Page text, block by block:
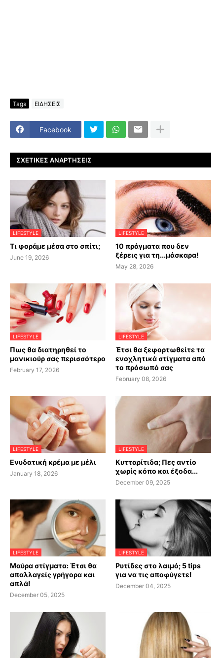
Tags ΕΙΔΗΣΕΙΣ
Facebook
ΣΧΕΤΙΚΈΣ ΑΝΑΡΤΉΣΕΙΣ
LIFESTYLE
Τι φοράμε μέσα στο σπίτι;
June 19, 2026
LIFESTYLE
10 πράγματα που δεν
ξέρεις για τη...μάσκαρα!
May 28, 2026
LIFESTYLE
Πως θα διατηρηθεί το
μανικιούρ σας περισσότερο
February 17, 2026
LIFESTYLE
Έτσι θα ξεφορτωθείτε τα
ενοχλητικά στίγματα από
το πρόσωπό σας
February 08, 2026
LIFESTYLE
Ενυδατική κρέμα με μέλι
January 18, 2026
LIFESTYLE
Κυτταρίτιδα; Πες αντίο
χωρίς κόπο και έξοδα...
December 09, 2025
LIFESTYLE
Μαύρα στίγματα: Έτσι θα
απαλλαγείς γρήγορα και
απλά!
December 05, 2025
LIFESTYLE
Ρυτίδες στο λαιμό; 5 tips
για να τις αποφύγετε!
December 04, 2025